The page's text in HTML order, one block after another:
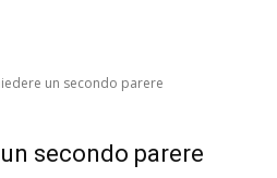
un secondo parere
secondo parere